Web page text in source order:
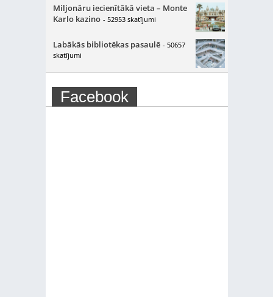
Miljonāru iecienītākā vieta – Monte
Karlo kazino - 52953 skatījumi
Labākās bibliotēkas pasaulē - 50657
skatījumi
Facebook